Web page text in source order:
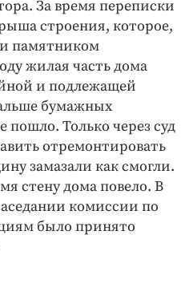
За время переписки
строения, которое,
и памятником
жилая часть дома
и подлежащей
бумажных
Только через суд
отремонтировать
замазали как смогли.
стену дома повело. В
комиссии по
было принято